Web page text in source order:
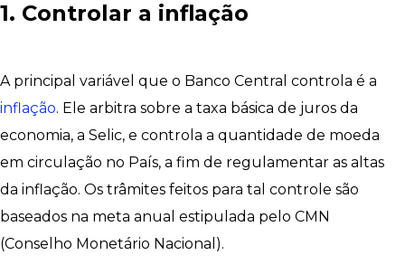
1. Controlar a inflação
A principal variável que o Banco Central controla é a
inflação. Ele arbitra sobre a taxa básica de juros da
economia, a Selic, e controla a quantidade de moeda
em circulação no País, a fim de regulamentar as altas
da inflação. Os trâmites feitos para tal controle são
baseados na meta anual estipulada pelo CMN
(Conselho Monetário Nacional).